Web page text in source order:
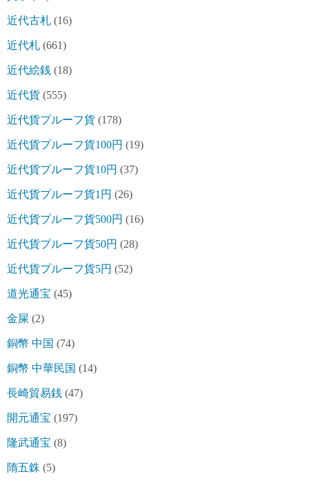
近代古札 (16)
近代札 (661)
近代絵銭 (18)
近代貨 (555)
近代貨プルーフ貨 (178)
近代貨プルーフ貨100円 (19)
近代貨プルーフ貨10円 (37)
近代貨プルーフ貨1円 (26)
近代貨プルーフ貨500円 (16)
近代貨プルーフ貨50円 (28)
近代貨プルーフ貨5円 (52)
道光通宝 (45)
金屎 (2)
銅幣 中国 (74)
銅幣 中華民国 (14)
長崎貿易銭 (47)
開元通宝 (197)
隆武通宝 (8)
隋五銖 (5)